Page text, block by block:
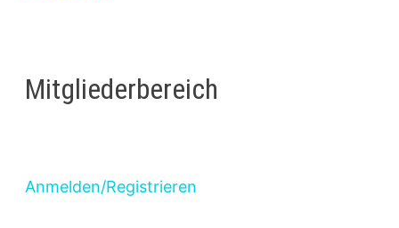
Mitgliederbereich
Anmelden/Registrieren